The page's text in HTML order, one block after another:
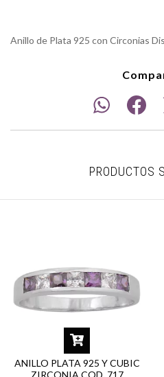
Anillo de Plata 925 con Circonias
PRODUCTOS
ANILLO PLATA 925 Y CUBIC
ZIRCONIA COD. 717